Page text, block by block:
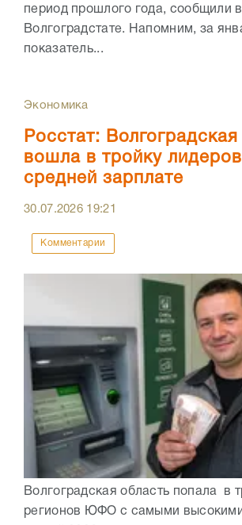
период прошлого года, сообщили в
Волгоградстате. Напомним, за
показатель...
Экономика
Росстат:
вошла в тройку
средней зарплате
30.07.2026 19:21
Комментарии
Волгоградская область попала в
регионов ЮФО с самыми